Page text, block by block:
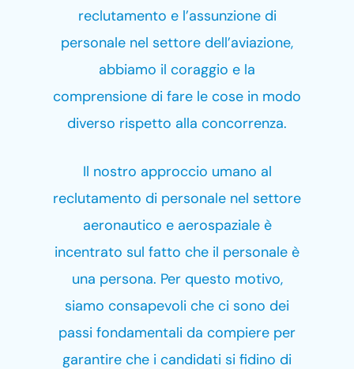
reclutamento e l’assunzione di
personale nel settore dell’aviazione,
abbiamo il coraggio e la
comprensione di fare le cose in modo
diverso rispetto alla concorrenza.
Il nostro approccio umano al
reclutamento di personale nel settore
aeronautico e aerospaziale è
incentrato sul fatto che il personale è
una persona. Per questo motivo,
siamo consapevoli che ci sono dei
passi fondamentali da compiere per
garantire che i candidati si fidino di